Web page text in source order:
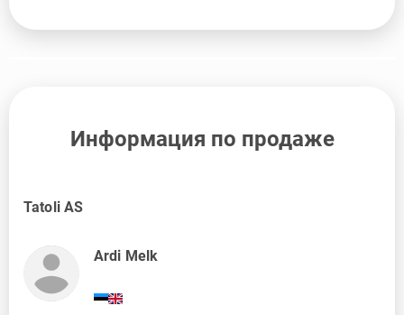
Информация по продаже
Tatoli AS
Ardi Melk